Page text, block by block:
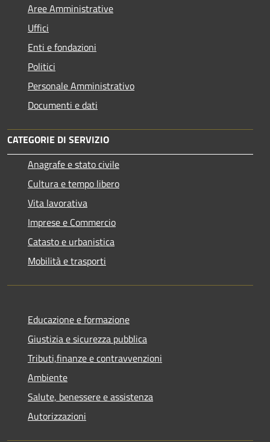
Aree Amministrative
Uffici
Enti e fondazioni
Politici
Personale Amministrativo
Documenti e dati
CATEGORIE DI SERVIZIO
Anagrafe e stato civile
Cultura e tempo libero
Vita lavorativa
Imprese e Commercio
Catasto e urbanistica
Mobilità e trasporti
Educazione e formazione
Giustizia e sicurezza pubblica
Tributi,finanze e contravvenzioni
Ambiente
Salute, benessere e assistenza
Autorizzazioni